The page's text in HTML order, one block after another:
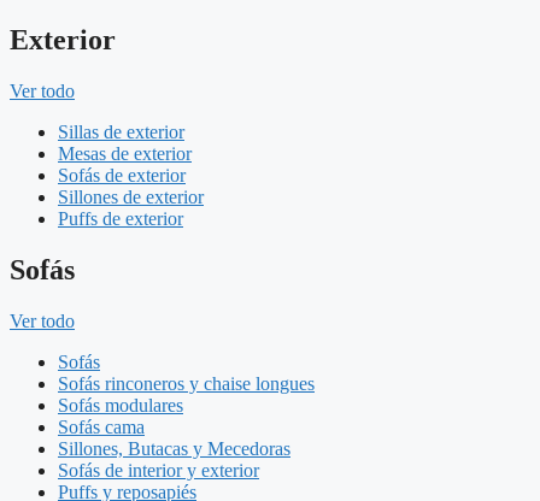
Exterior
Ver todo
Sillas de exterior
Mesas de exterior
Sofás de exterior
Sillones de exterior
Puffs de exterior
Sofás
Ver todo
Sofás
Sofás rinconeros y chaise longues
Sofás modulares
Sofás cama
Sillones, Butacas y Mecedoras
Sofás de interior y exterior
Puffs y reposapiés